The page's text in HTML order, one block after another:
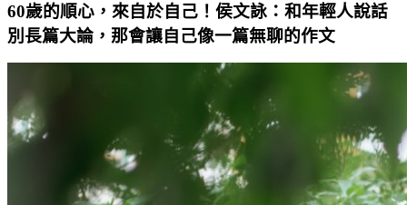
60歲的順心，來自於自己！侯文詠：和年輕人說話
別長篇大論，那會讓自己像一篇無聊的作文